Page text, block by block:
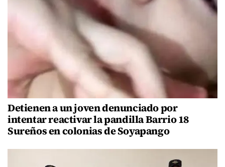
Detienen a un joven denunciado por
intentar reactivar la pandilla Barrio 18
Sureños en colonias de Soyapango